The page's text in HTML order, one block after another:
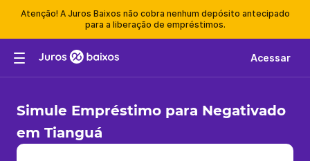
Atenção! A Juros Baixos não cobra nenhum depósito antecipado
para a liberação de empréstimos.
Acessar
Simule Empréstimo para Negativado
em Tianguá